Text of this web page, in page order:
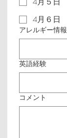
4月６日
アレルギー情報
英語経験
コメント